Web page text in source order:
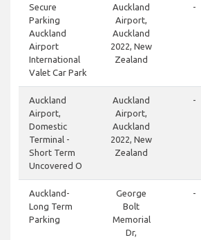
Secure
Parking
Auckland
Airport
International
Valet Car Park
Auckland
Airport,
Auckland
2022, New
Zealand
-
Auckland
Airport,
Domestic
Terminal -
Short Term
Uncovered O
Auckland
Airport,
Auckland
2022, New
Zealand
-
Auckland-
Long Term
Parking
George
Bolt
Memorial
Dr,
-